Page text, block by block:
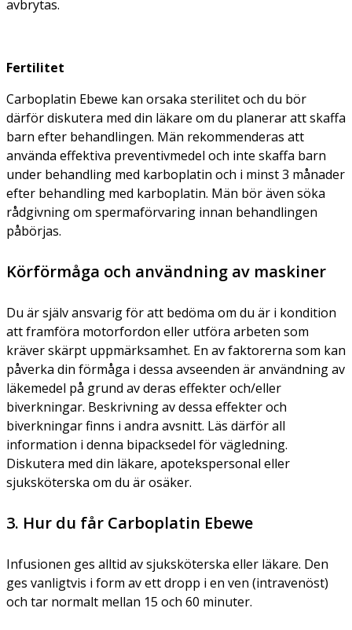
avbrytas.
Fertilitet
Carboplatin Ebewe kan orsaka sterilitet och du bör
därför diskutera med din läkare om du planerar att skaffa
barn efter behandlingen. Män rekommenderas att
använda effektiva preventivmedel och inte skaffa barn
under behandling med karboplatin och i minst 3 månader
efter behandling med karboplatin. Män bör även söka
rådgivning om spermaförvaring innan behandlingen
påbörjas.
Körförmåga och användning av maskiner
Du är själv ansvarig för att bedöma om du är i kondition
att framföra motorfordon eller utföra arbeten som
kräver skärpt uppmärksamhet. En av faktorerna som kan
påverka din förmåga i dessa avseenden är användning av
läkemedel på grund av deras effekter och/eller
biverkningar. Beskrivning av dessa effekter och
biverkningar finns i andra avsnitt. Läs därför all
information i denna bipacksedel för vägledning.
Diskutera med din läkare, apotekspersonal eller
sjuksköterska om du är osäker.
3. Hur du får Carboplatin Ebewe
Infusionen ges alltid av sjuksköterska eller läkare. Den
ges vanligtvis i form av ett dropp i en ven (intravenöst)
och tar normalt mellan 15 och 60 minuter.